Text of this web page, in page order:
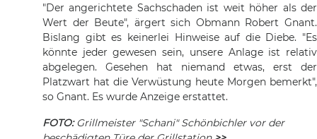
"Der angerichtete Sachschaden ist weit höher als der
Wert der Beute", ärgert sich Obmann Robert Gnant.
Bislang gibt es keinerlei Hinweise auf die Diebe. "Es
könnte jeder gewesen sein, unsere Anlage ist relativ
abgelegen. Gesehen hat niemand etwas, erst der
Platzwart hat die Verwüstung heute Morgen bemerkt",
so Gnant. Es wurde Anzeige erstattet.
FOTO:Grillmeister "Schani" Schönbichler vor der